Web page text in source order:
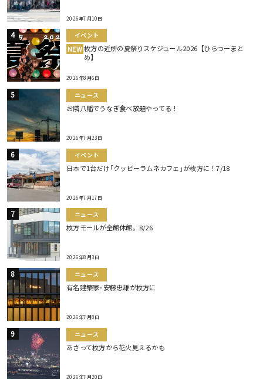
2026年7月10日
イベント
NEW 枚方の近所の夏祭りスケジュール2026【ひらつーまと
め】
2026年8月6日
ニュース
お隣八幡でうなぎ食べ放題やってる！
2026年7月23日
イベント
日本で1台だけ｢クッピーラムネカフェ｣が枚方に！7/18
2026年7月17日
ニュース
枚方モールが全館休館。8/26
2026年8月3日
ニュース
有名建築家･安藤忠雄が枚方に
2026年7月8日
ニュース
あさって枚方から花火見えるかも
2026年7月20日